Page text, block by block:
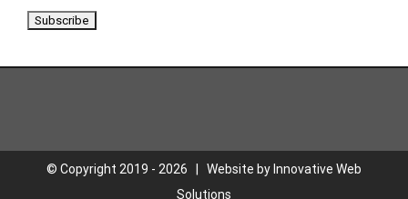
© Copyright 2019 - 2026 | Website by Innovative Web
Solutions